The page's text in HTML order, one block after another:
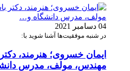
04 دسامبر 2021
در شنبه موفقیت‌ها آشنا شوید با:
ایمان خسروی؛ هنرمند،
مهندس، مولف، مدرس